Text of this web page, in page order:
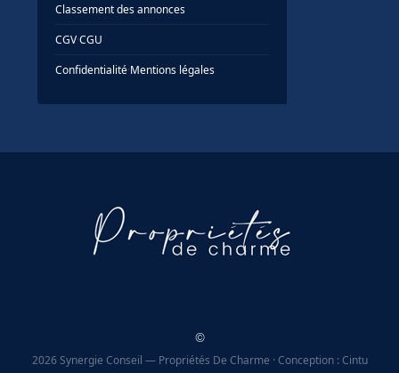
Classement des annonces
CGV·CGU
Confidentialité·Mentions légales
©
2026 Synergie Conseil — Propriétés De Charme · Conception : Cintu